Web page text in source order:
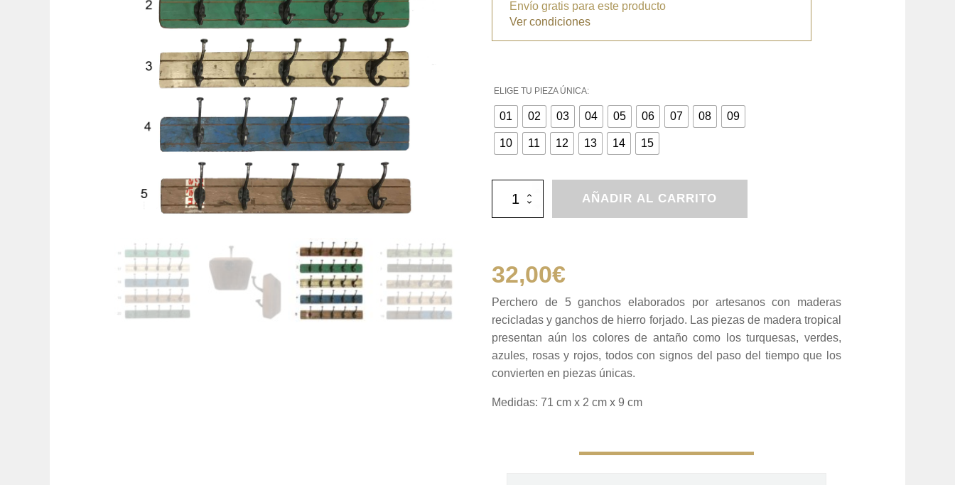
Envío gratis para este producto
Ver condiciones
ELIGE TU PIEZA ÚNICA:
01 02 03 04 05 06 07 08 09
10 11 12 13 14 15
Perchero
5
AÑADIR AL CARRITO
32,00€
Perchero de 5 ganchos elaborados por artesanos con maderas
recicladas y ganchos de hierro forjado. Las piezas de madera tropical
presentan aún los colores de antaño como los turquesas, verdes,
azules, rosas y rojos, todos con signos del paso del tiempo que los
convierten en piezas únicas.
Medidas: 71 cm x 2 cm x 9 cm